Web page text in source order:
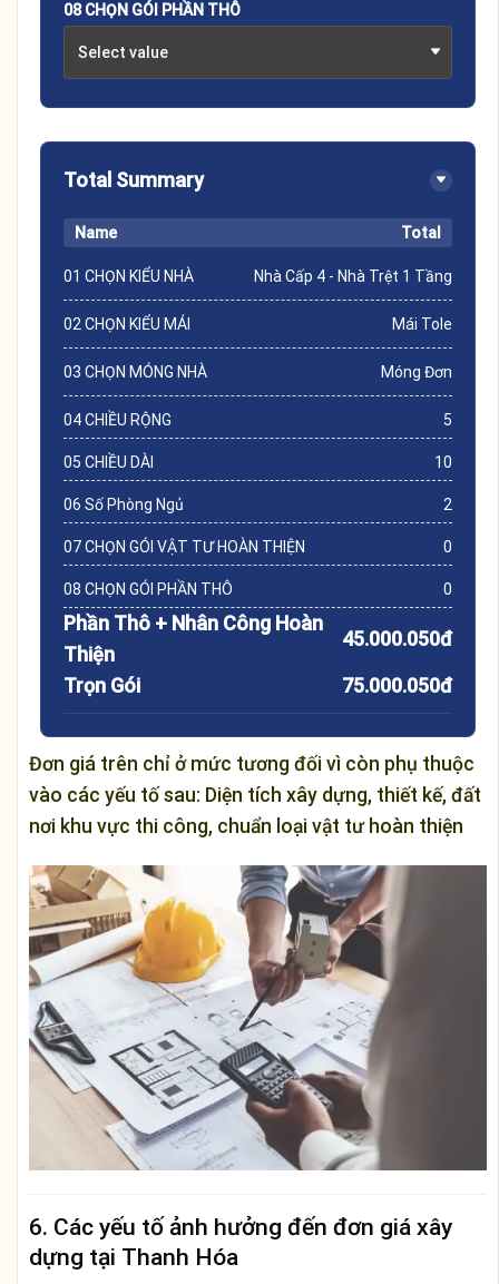
08 CHỌN GÓI PHẦN THÔ
Select value
Total Summary
Name Total
01 CHỌN KIỂU NHÀ Nhà Cấp 4 - Nhà Trệt 1 Tầng
02 CHỌN KIỂU MÁI Mái Tole
03 CHỌN MÓNG NHÀ Móng Đơn
04 CHIỀU RỘNG 5
05 CHIỀU DÀI 10
06 Số Phòng Ngủ 2
07 CHỌN GÓI VẬT TƯ HOÀN THIỆN 0
08 CHỌN GÓI PHẦN THÔ 0
Phần Thô + Nhân Công Hoàn
Thiện
45.000.050đ
Trọn Gói
75.000.050đ
Đơn giá trên chỉ ở mức tương đối vì còn phụ thuộc
vào các yếu tố sau: Diện tích xây dựng, thiết kế, đất
nơi khu vực thi công, chuẩn loại vật tư hoàn thiện
6. Các yếu tố ảnh hưởng đến đơn giá xây
dựng tại Thanh Hóa